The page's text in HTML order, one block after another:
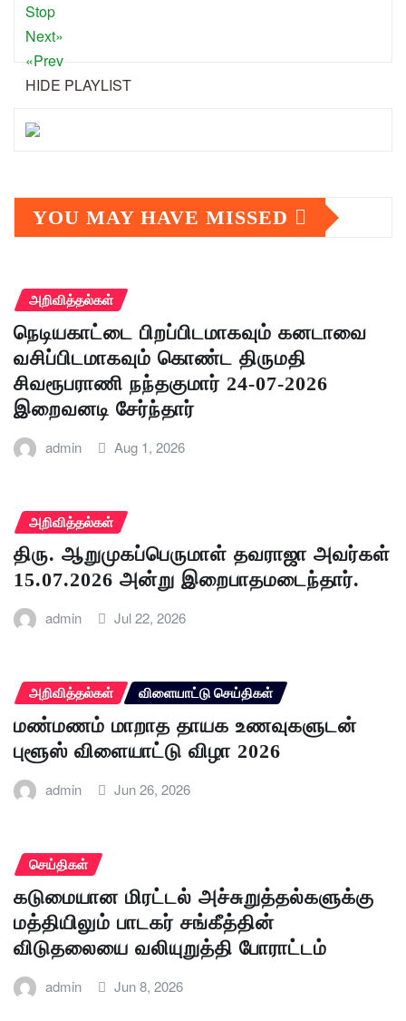
Stop
Next»
«Prev
HIDE PLAYLIST
YOU MAY HAVE MISSED
அறிவித்தல்கள்
நெடியகாட்டை பிறப்பிடமாகவும் கனடாவை
வசிப்பிடமாகவும் கொண்ட திருமதி
சிவரூபராணி நந்தகுமார் 24-07-2026
இறைவனடி சேர்ந்தார்
admin Aug 1, 2026
அறிவித்தல்கள்
திரு. ஆறுமுகப்பெருமாள் தவராஜா அவர்கள்
15.07.2026 அன்று இறைபாதமடைந்தார்.
admin Jul 22, 2026
அறிவித்தல்கள் விளையாட்டு செய்திகள்
மண்மணம் மாறாத தாயக உணவுகளுடன்
புளூஸ் விளையாட்டு விழா 2026
admin Jun 26, 2026
செய்திகள்
கடுமையான மிரட்டல் அச்சுறுத்தல்களுக்கு
மத்தியிலும் பாடகர் சங்கீத்தின்
விடுதலையை வலியுறுத்தி போராட்டம்
admin Jun 8, 2026